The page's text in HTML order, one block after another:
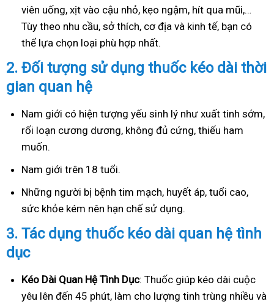
viên uống, xịt vào cậu nhỏ, kẹo ngậm, hít qua mũi,…
Tùy theo nhu cầu, sở thích, cơ địa và kinh tế, bạn có
thể lựa chọn loại phù hợp nhất.
2. Đối tượng sử dụng thuốc kéo dài thời
gian quan hệ
Nam giới có hiện tượng yếu sinh lý như xuất tinh sớm,
rối loạn cương dương, không đủ cứng, thiếu ham
muốn.
Nam giới trên 18 tuổi.
Những người bị bệnh tim mạch, huyết áp, tuổi cao,
sức khỏe kém nên hạn chế sử dụng.
3. Tác dụng thuốc kéo dài quan hệ tình
dục
Kéo Dài Quan Hệ Tình Dục: Thuốc giúp kéo dài cuộc
yêu lên đến 45 phút, làm cho lượng tinh trùng nhiều và